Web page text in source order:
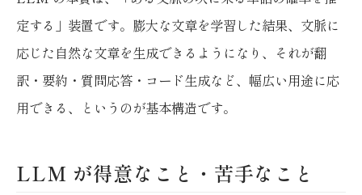
定する」装置です。膨大な文章を学習した結果、文脈に
応じた自然な文章を生成できるようになり、それが翻
訳・要約・質問応答・コード生成など、幅広い用途に応
用できる、というのが基本構造です。
LLM が得意なこと・苦手なこと